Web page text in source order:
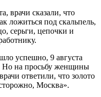
врачи сказали, что
ложиться под скальпель,
серьги, цепочки и
успешно, 9 августа
Но на просьбу женщины
ответили, что золото
Москва».